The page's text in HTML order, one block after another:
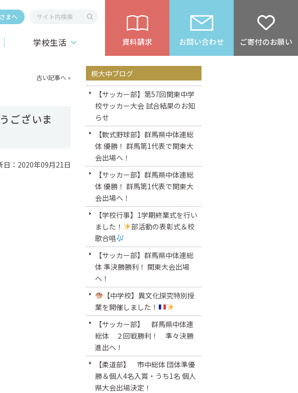
まへ
学校生活
学校行事
クラブ活動
資料請求 お問い合わせ ご寄付のお願い
古い記事へ »
ございま
日：2020年09月21日
桐大中ブログ
【サッカー部】第57回関東中学
校サッカー大会 試合結果のお知
らせ
【軟式野球部】群馬県中体連総
体 優勝！ 群馬第1代表で関東大
会出場へ！
【サッカー部】群馬県中体連総
体 優勝！ 群馬第1代表で関東大
会出場へ！
【学校行事】1学期終業式を行い
ました！
部活動の表彰式＆校
歌合唱
【サッカー部】群馬県中体連総
体 準決勝勝利！ 関東大会出場
へ！
【中学校】異文化探究特別授
業を開催しました！
【サッカー部】 群馬県中体連
総体 ２回戦勝利！ 準々決勝
進出へ！
【柔道部】 市中総体 団体準優
勝＆個人4名入賞・うち1名 個人
県大会出場決定！